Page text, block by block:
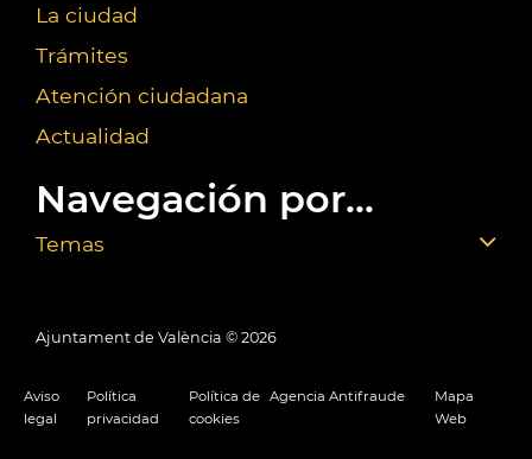
La ciudad
Trámites
Atención ciudadana
Actualidad
Navegación por...
Temas
Ajuntament de València © 2026
Aviso
legal
Política
privacidad
Política de
cookies
Agencia Antifraude
Mapa
Web